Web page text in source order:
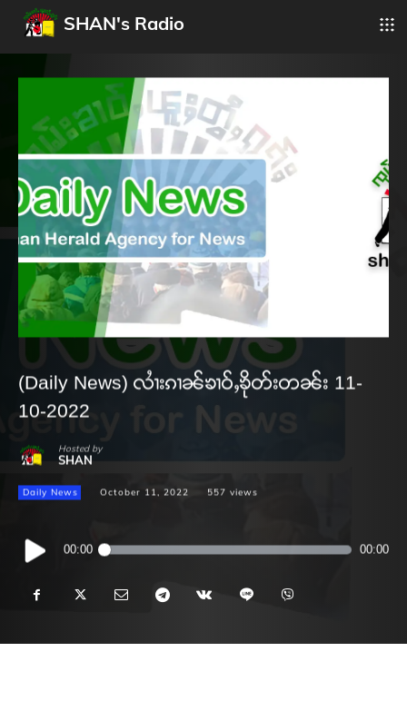
SHAN's Radio
(Daily News) လၢႆးၵၢၼ်ၶၢဝ်ႇၶိုတ်းတၼ်း 11-
10-2022
Hosted by
SHAN
Daily News October 11, 2022 557 views
Audio
Player
00:00 00:00